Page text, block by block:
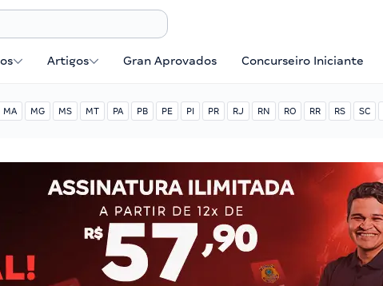
Artigos Gran Aprovados Concurseiro Iniciante
MA MG MS MT PA PB PE PI PR RJ RN RO RR RS SC